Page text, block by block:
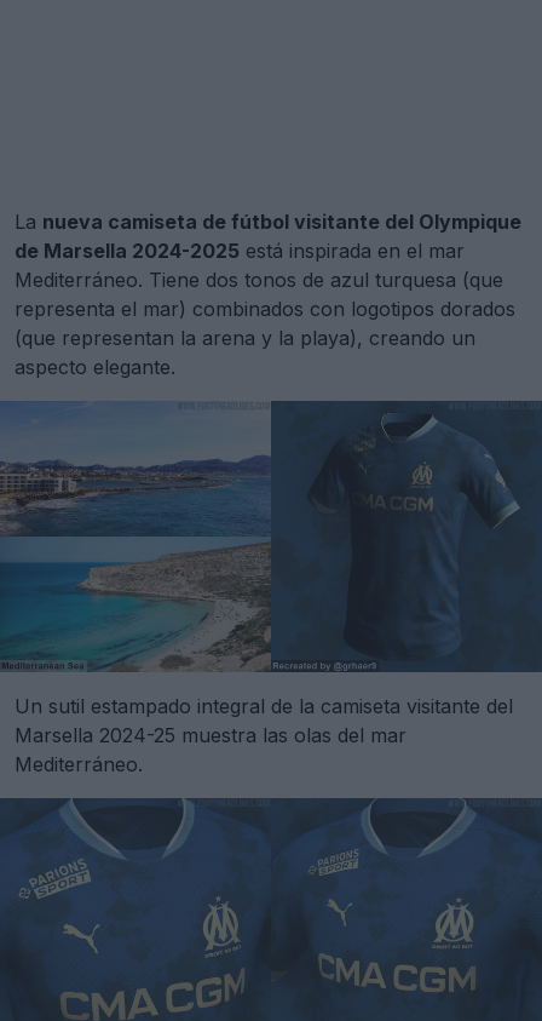
La nueva camiseta de fútbol visitante del Olympique
de Marsella 2024-2025 está inspirada en el mar
Mediterráneo. Tiene dos tonos de azul turquesa (que
representa el mar) combinados con logotipos dorados
(que representan la arena y la playa), creando un
aspecto elegante.
Un sutil estampado integral de la camiseta visitante del
Marsella 2024-25 muestra las olas del mar
Mediterráneo.